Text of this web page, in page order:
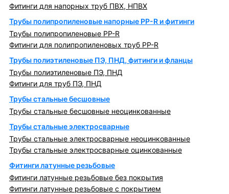
Фитинги для напорных труб ПВХ, НПВХ
Трубы полипропиленовые напорные PP-R и фитинги
Трубы полипропиленовые PP-R
Фитинги для полипропиленовых труб PP-R
Трубы полиэтиленовые ПЭ, ПНД, фитинги и фланцы
Трубы полиэтиленовые ПЭ, ПНД
Фитинги для труб ПЭ, ПНД
Трубы стальные бесшовные
Трубы стальные бесшовные неоцинкованные
Трубы стальные электросварные
Трубы стальные электросварные неоцинкованные
Трубы стальные электросварные оцинкованные
Фитинги латунные резьбовые
Фитинги латунные резьбовые без покрытия
Фитинги латунные резьбовые с покрытием